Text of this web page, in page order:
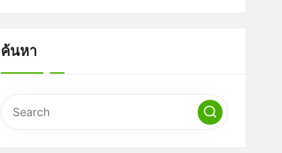
ค้นหา